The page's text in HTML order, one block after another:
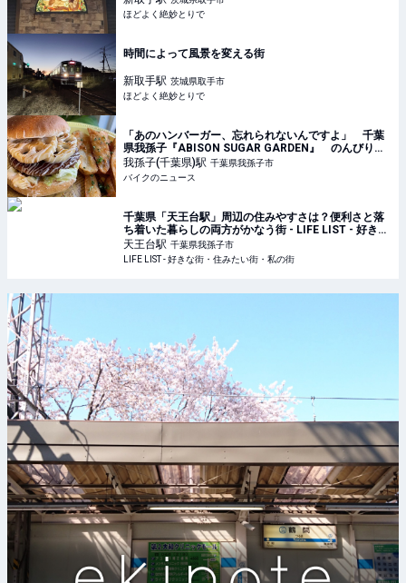
ほどよく絶妙とりで
時間によって風景を変える街
新取手駅 茨城県取手市
ほどよく絶妙とりで
「あのハンバーガー、忘れられないんですよ」 千葉
県我孫子『ABISON SUGAR GARDEN』 のんびりツ
ーリングで最高に幸せな気分に
我孫子(千葉県)駅 千葉県我孫子市
バイクのニュース
千葉県「天王台駅」周辺の住みやすさは？便利さと落
ち着いた暮らしの両方がかなう街 - LIFE LIST - 好きな
街・住みたい街・私の街
天王台駅 千葉県我孫子市
LIFE LIST - 好きな街・住みたい街・私の街